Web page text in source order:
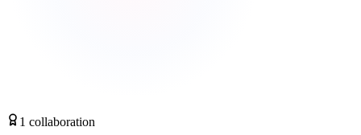
1 collaboration